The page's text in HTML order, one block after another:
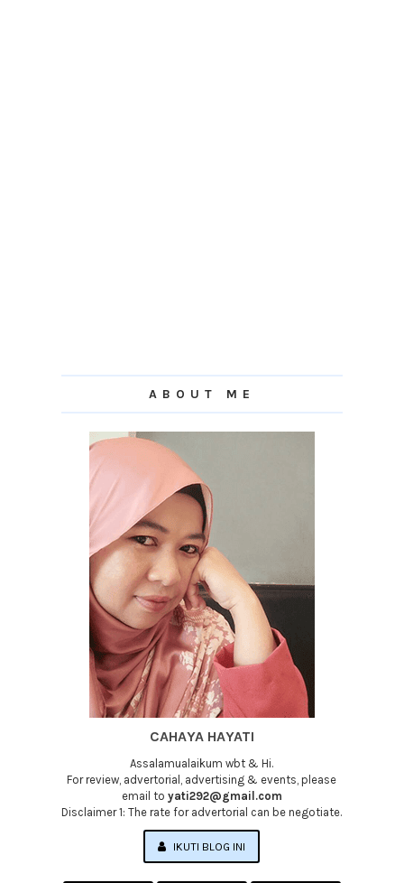
ABOUT ME
CAHAYA HAYATI
Assalamualaikum wbt & Hi.
For review, advertorial, advertising & events, please
email to yati292@gmail.com
Disclaimer 1: The rate for advertorial can be negotiate.
IKUTI BLOG INI